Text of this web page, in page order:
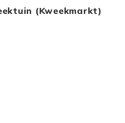
(Kweekmarkt)